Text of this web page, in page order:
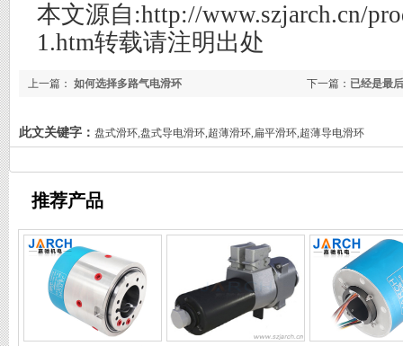
本文源自:http://www.szjarch.cn/
1.htm转载请注明出处
下一篇： 已经是最
上一篇： 如何选择多路气电滑环
此文关键字： 盘式滑环,盘式导电滑环,超薄滑环,扁平滑环,超薄导电滑环
推荐产品